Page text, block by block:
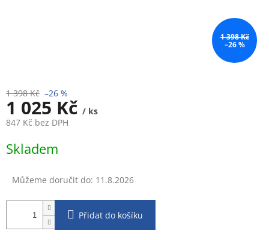
1 398 Kč
–26 %
1 398 Kč –26 %
1 025 Kč / ks
847 Kč bez DPH
cena:
Skladem
Můžeme doručit do: 11.8.2026
Přidat do košíku